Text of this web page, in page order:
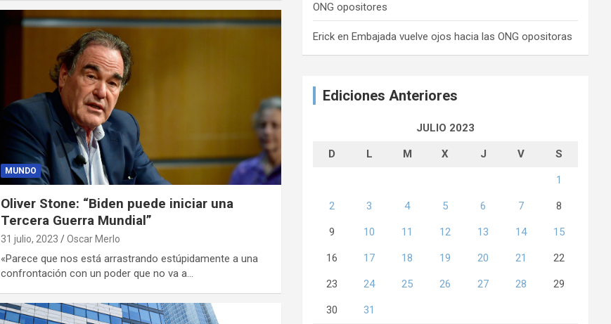
MUNDO
Oliver Stone: “Biden puede iniciar una
Tercera Guerra Mundial”
31 julio, 2023 Oscar Merlo
«Parece que nos está arrastrando estúpidamente a una
confrontación con un poder que no va a…
ONG opositores
Erick en Embajada vuelve ojos hacia las ONG opositoras
Ediciones Anteriores
JULIO 2023
D L M X J V S
1
2 3 4 5 6 7 8
9 10 11 12 13 14 15
16 17 18 19 20 21 22
23 24 25 26 27 28 29
30 31